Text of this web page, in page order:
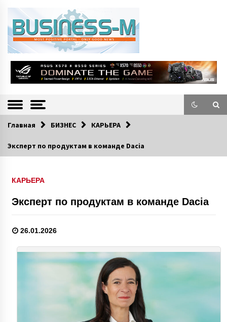
BUSINESS-M
—
Информацио
нно-деловой
экономической и культурной жизни Эстонии и зарубежных стран.
Главная БИЗНЕС КАРЬЕРА
Эксперт по продуктам в команде Dacia
КАРЬЕРА
Эксперт по продуктам в команде Dacia
26.01.2026